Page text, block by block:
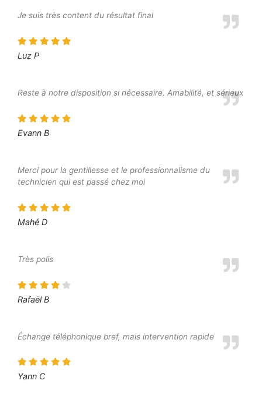
Je suis très content du résultat final
Luz P
Reste à notre disposition si nécessaire. Amabilité, et sérieux
Evann B
Merci pour la gentillesse et le professionnalisme du
technicien qui est passé chez moi
Mahé D
Très polis
Rafaël B
Échange téléphonique bref, mais intervention rapide
Yann C